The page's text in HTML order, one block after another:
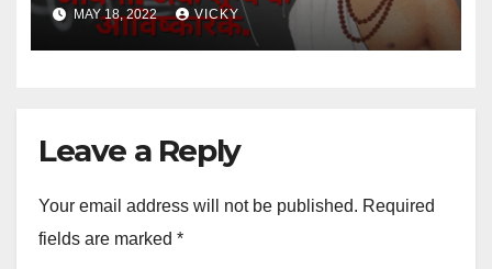
MAY 18, 2022 VICKY
Leave a Reply
Your email address will not be published. Required
fields are marked *